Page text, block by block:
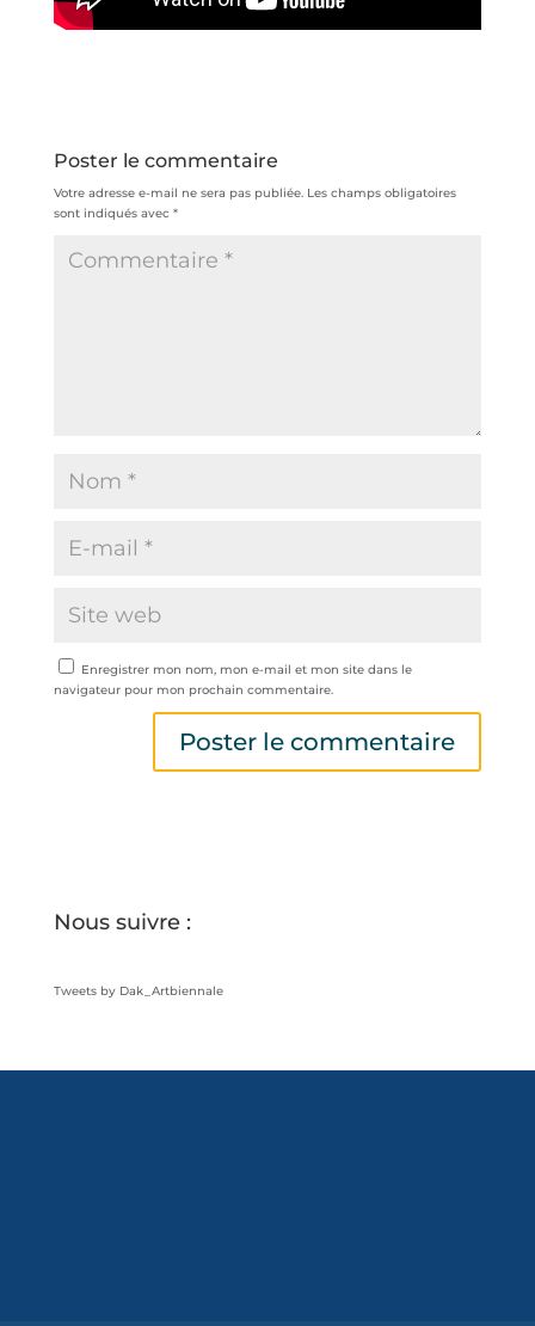
Poster le commentaire
Votre adresse e-mail ne sera pas publiée. Les champs obligatoires
sont indiqués avec *
Enregistrer mon nom, mon e-mail et mon site dans le
navigateur pour mon prochain commentaire.
Nous suivre :
Tweets by Dak_Artbiennale